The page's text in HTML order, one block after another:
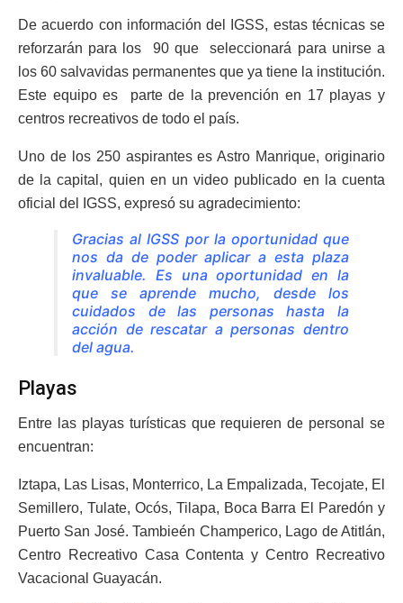
De acuerdo con información del IGSS, estas técnicas se
reforzarán para los 90 que seleccionará para unirse a
los 60 salvavidas permanentes que ya tiene la institución.
Este equipo es parte de la prevención en 17 playas y
centros recreativos de todo el país.
Uno de los 250 aspirantes es Astro Manrique, originario
de la capital, quien en un video publicado en la cuenta
oficial del IGSS, expresó su agradecimiento:
Gracias al IGSS por la oportunidad que
nos da de poder aplicar a esta plaza
invaluable. Es una oportunidad en la
que se aprende mucho, desde los
cuidados de las personas hasta la
acción de rescatar a personas dentro
del agua.
Playas
Entre las playas turísticas que requieren de personal se
encuentran:
Iztapa, Las Lisas, Monterrico, La Empalizada, Tecojate, El
Semillero, Tulate, Ocós, Tilapa, Boca Barra El Paredón y
Puerto San José. Tambieén Champerico, Lago de Atitlán,
Centro Recreativo Casa Contenta y Centro Recreativo
Vacacional Guayacán.